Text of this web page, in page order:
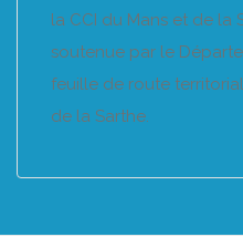
la CCI du Mans et de la
soutenue par le
feuille de route
de la Sarthe.